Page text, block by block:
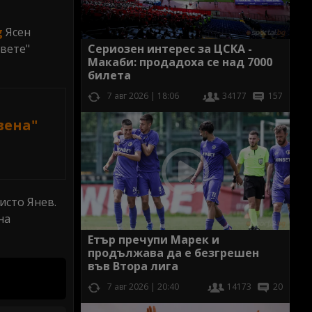
Ясен
Янев.
Сериозен интерес за ЦСКА -
Макаби: продадоха се над 7000
билета
7 авг 2026 | 18:06 34177 157
Етър пречупи Марек и
продължава да е безгрешен
във Втора лига
7 авг 2026 | 20:40 14173 20